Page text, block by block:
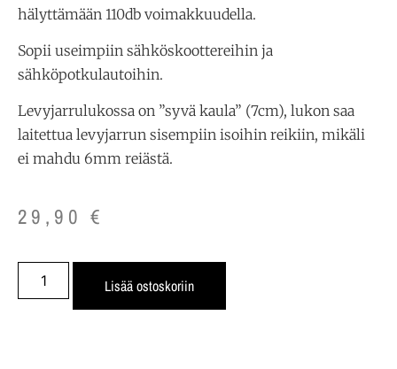
hälyttämään 110db voimakkuudella.
Sopii useimpiin sähköskoottereihin ja
sähköpotkulautoihin.
Levyjarrulukossa on ”syvä kaula” (7cm), lukon saa
laitettua levyjarrun sisempiin isoihin reikiin, mikäli
ei mahdu 6mm reiästä.
29,90€
Lisää ostoskoriin